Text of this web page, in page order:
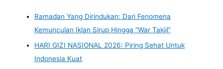
Ramadan Yang Dirindukan: Dari Fenomena
Kemunculan Iklan Sirup Hingga “War Takjil”
HARI GIZI NASIONAL 2026: Piring Sehat Untuk
Indonesia Kuat